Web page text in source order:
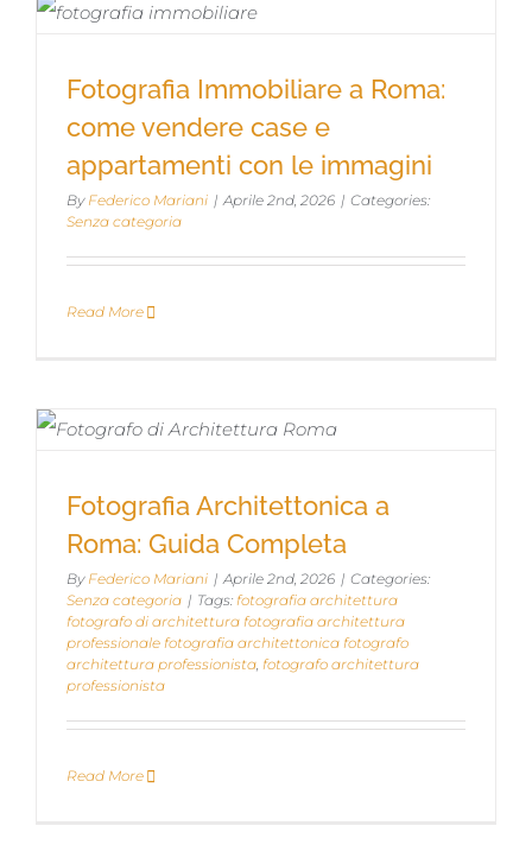
vendere case e appartamenti con le
immagini
Fotografia Immobiliare a Roma:
come vendere case e
appartamenti con le immagini
By Federico Mariani | Aprile 2nd, 2026 | Categories:
Senza categoria
Read More
Fotografia Architettonica a
Roma: Guida Completa
By Federico Mariani | Aprile 2nd, 2026 | Categories:
Senza categoria | Tags: fotografia architettura
fotografo di architettura fotografia architettura
professionale fotografia architettonica fotografo
architettura professionista, fotografo architettura
professionista
Read More